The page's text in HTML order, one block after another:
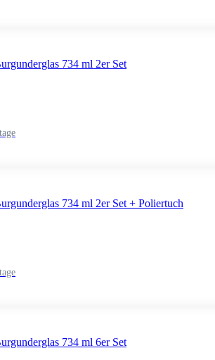
734 ml 2er Set
734 ml 2er Set + Poliertuch
734 ml 6er Set